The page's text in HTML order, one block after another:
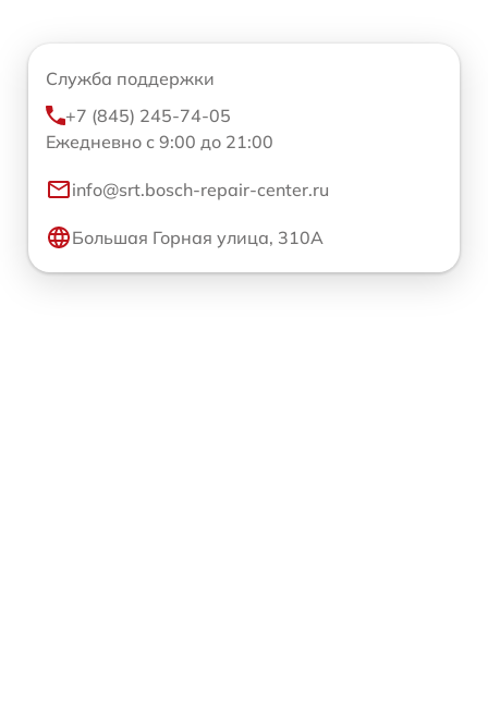
Служба поддержки
+7 (845) 245-74-05
Ежедневно с 9:00 до 21:00
info@srt.bosch-repair-center.ru
Большая Горная улица, 310А